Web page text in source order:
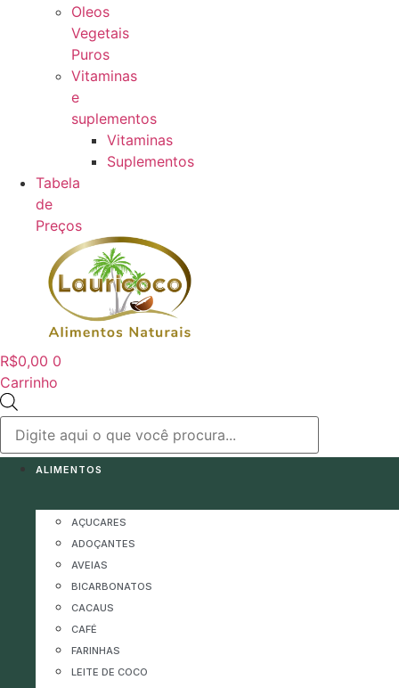
Oleos
Vegetais
Puros
Vitaminas
e
suplementos
Vitaminas
Suplementos
Tabela
de
Preços
R$0,00 0
Carrinho
produtos
ALIMENTOS
AÇUCARES
ADOÇANTES
AVEIAS
BICARBONATOS
CACAUS
CAFÉ
FARINHAS
LEITE DE COCO